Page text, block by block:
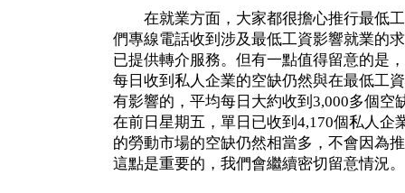
在就業方面，大家都很擔心推行最低工
們專線電話收到涉及最低工資影響就業的
已提供轉介服務。但有一點值得留意的是
每日收到私人企業的空缺仍然與在最低工
有影響的，平均每日大約收到3,000多個空
在前日星期五，單日已收到4,170個私人企
的勞動市場的空缺仍然相當多，不會因為
這點是重要的，我們會繼續密切留意情況。